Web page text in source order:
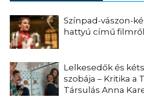
Színpad-vászon-
hattyú című filmről
Lelkesedők és
szobája – Kritika a
Társulás Anna